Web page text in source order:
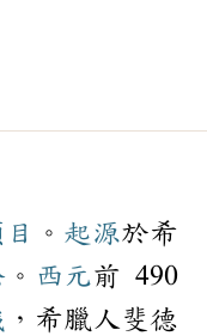
。 起源於希
。 西元前 490
，希臘人斐德